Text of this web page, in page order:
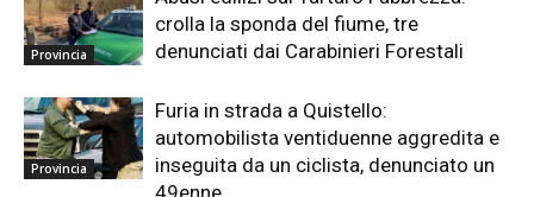
Provincia
crolla la sponda del fiume, tre
denunciati dai Carabinieri Forestali
Provincia
Furia in strada a Quistello:
automobilista ventiduenne aggredita e
inseguita da un ciclista, denunciato un
49enne